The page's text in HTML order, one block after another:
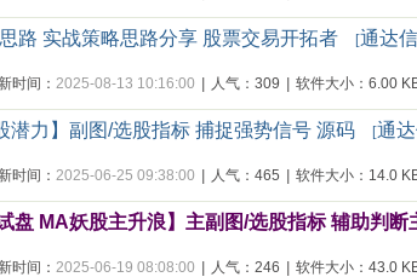
路 实战策略思路分享 股票交易开拓者 [通达
时间： 2025-08-13 10:16:00 人气：309 软件大小：6.00
潜力】副图/选股指标 捕捉强势信号 源码 [通
时间： 2025-06-25 09:38:00 人气：465 软件大小：14.0
盘 MA妖股主升浪】主副图/选股指标 辅助判断
时间： 2025-06-19 08:08:00 人气：246 软件大小：43.0